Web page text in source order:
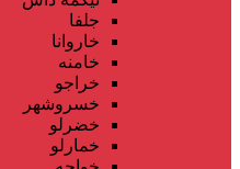
جلفا
خاروانا
خامنه
خراجو
خسروشهر
خضرلو
خمارلو